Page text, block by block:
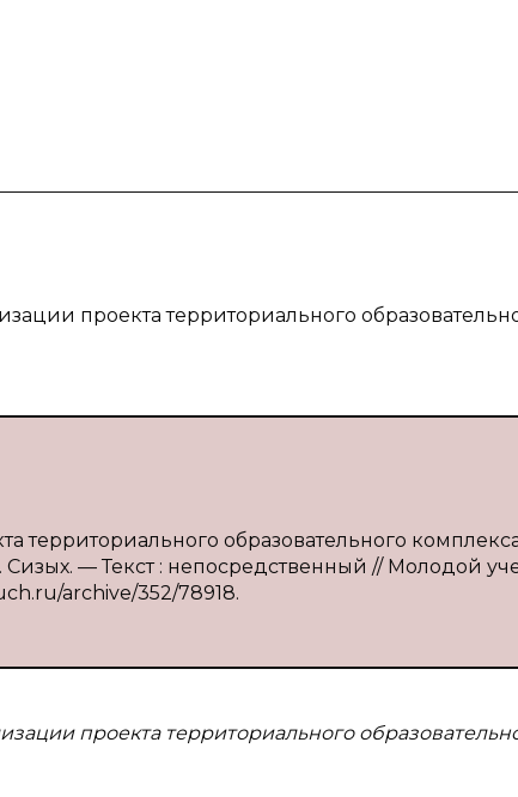
проекта территориального
территориального образовательного
— Текст : непосредственный // Молодой
archive/352/78918.
проекта территориального